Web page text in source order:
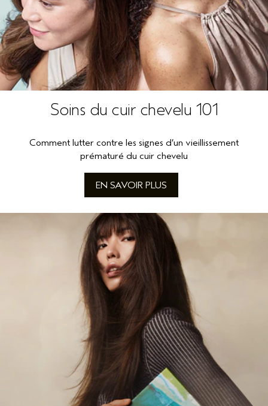
Soins du cuir chevelu 101
Comment lutter contre les signes d’un vieillissement
prématuré du cuir chevelu
EN SAVOIR PLUS